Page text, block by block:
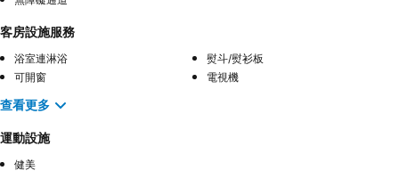
客房設施服務
浴室連淋浴
熨斗/熨衫板
可開窗
電視機
查看更多
運動設施
健美